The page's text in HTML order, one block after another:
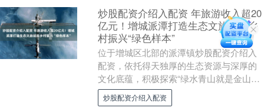
炒股配资介绍入配资 年旅游收入超20
亿元！增城派潭打造生态文旅赋能乡
村振兴“绿色样本”
位于增城区北部的派潭镇炒股配资介绍入
配资，依托得天独厚的生态资源与深厚的
文化底蕴，积极探索“绿水青山就是金山银
山”的高质量发展之路。通过深挖山水资
源、创新生态修....
炒股配资介绍入配资